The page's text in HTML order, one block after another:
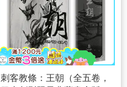
刺客教條：王朝（全五卷，